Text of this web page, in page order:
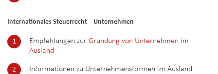
Internationales Steuerrecht – Unternehmen
Empfehlungen zur Gründung von Unternehmen im
Ausland
Informationen zu Unternehmensformen im Ausland